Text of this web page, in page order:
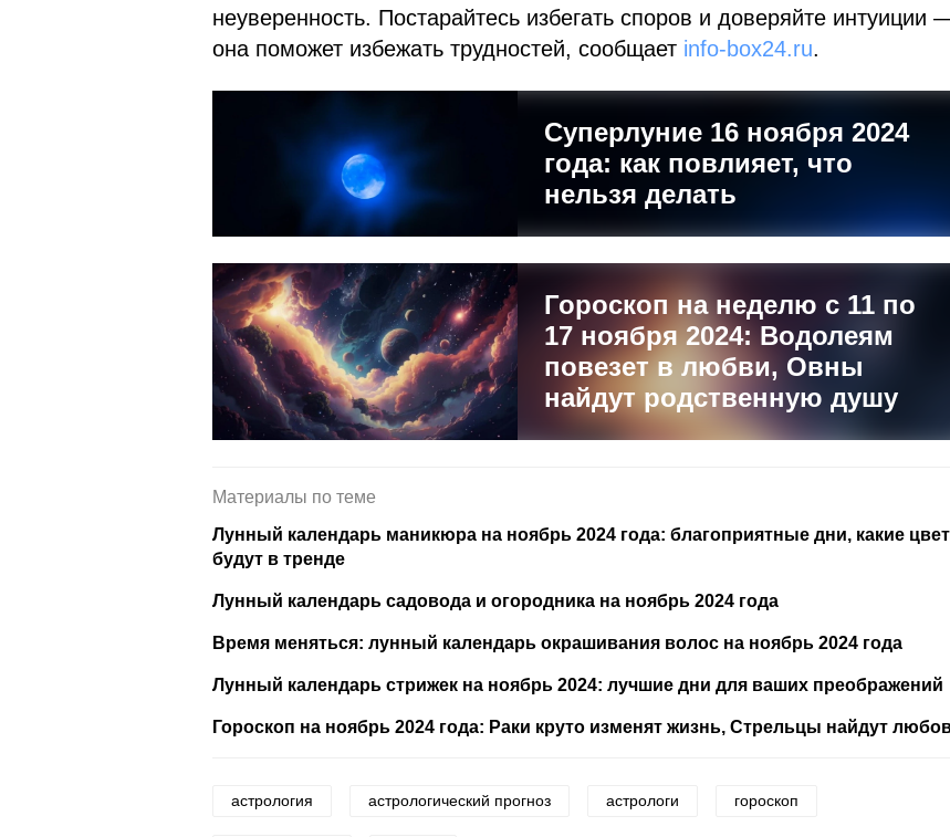
неуверенность. Постарайтесь избегать споров и доверяйте интуиции
она поможет избежать трудностей, сообщает info-box24.ru.
Суперлуние 16 ноября 2024
года: как повлияет, что
нельзя делать
Гороскоп на неделю с 11 по
17 ноября 2024: Водолеям
повезет в любви, Овны
найдут родственную душу
Материалы по теме
Лунный календарь маникюра на ноябрь 2024 года: благоприятные дни, какие
будут в тренде
Лунный календарь садовода и огородника на ноябрь 2024 года
Время меняться: лунный календарь окрашивания волос на ноябрь 2024 года
Лунный календарь стрижек на ноябрь 2024: лучшие дни для ваших преображений
Гороскоп на ноябрь 2024 года: Раки круто изменят жизнь, Стрельцы найдут
астрология астрологический прогноз астрологи гороскоп